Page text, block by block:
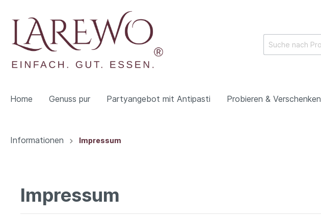
Home Genuss pur Partyangebot mit Antipasti Probieren & Verschenken
Zur Kategorie Genuss pur
Wurst
Zur Kategorie Über uns
Informationen Impressum
Impressum